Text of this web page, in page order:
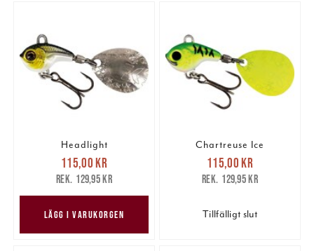
Headlight
Nuvarande pris
115,00 krTidigare pris
129,95 kr
115,00 kr
129,95 kr
LÄGG I VARUKORGEN
Chartreuse Ice
Nuvarande pris
115,00 krTidigare pris
129,95 kr
115,00 kr
129,95 kr
Tillfälligt slut